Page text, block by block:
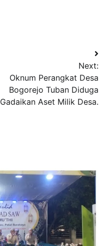
Next:
Oknum Perangkat Desa
Bogorejo Tuban Diduga
Gadaikan Aset Milik Desa.